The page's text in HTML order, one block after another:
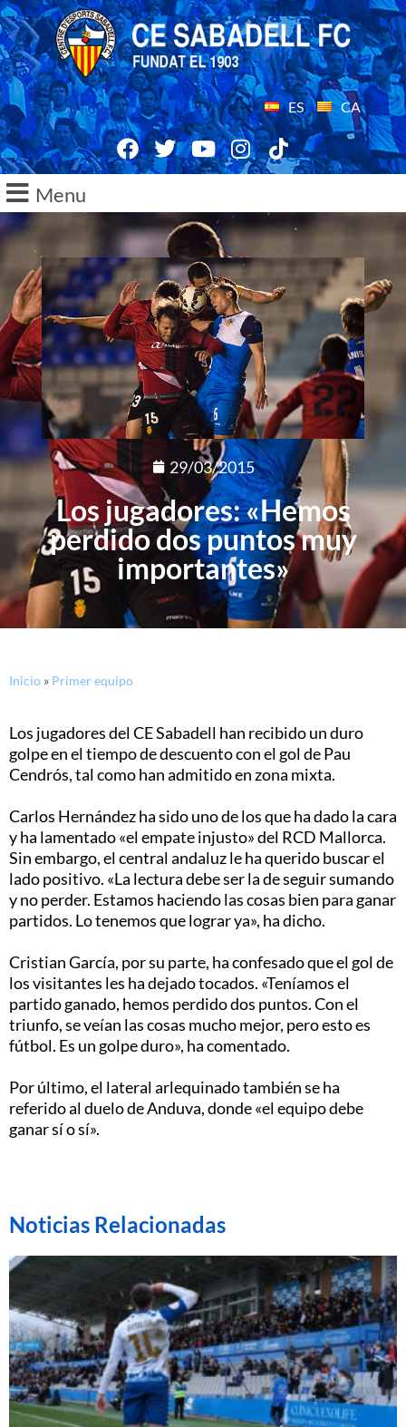
ES CA
Menu
29/03/2015
Los jugadores: «Hemos
perdido dos puntos muy
importantes»
Inicio » Primer equipo
Los jugadores del CE Sabadell han recibido un duro
golpe en el tiempo de descuento con el gol de Pau
Cendrós, tal como han admitido en zona mixta.
Carlos Hernández ha sido uno de los que ha dado la cara
y ha lamentado «el empate injusto» del RCD Mallorca.
Sin embargo, el central andaluz le ha querido buscar el
lado positivo. «La lectura debe ser la de seguir sumando
y no perder. Estamos haciendo las cosas bien para ganar
partidos. Lo tenemos que lograr ya», ha dicho.
Cristian García, por su parte, ha confesado que el gol de
los visitantes les ha dejado tocados. «Teníamos el
partido ganado, hemos perdido dos puntos. Con el
triunfo, se veían las cosas mucho mejor, pero esto es
fútbol. Es un golpe duro», ha comentado.
Por último, el lateral arlequinado también se ha
referido al duelo de Anduva, donde «el equipo debe
ganar sí o sí».
Noticias Relacionadas